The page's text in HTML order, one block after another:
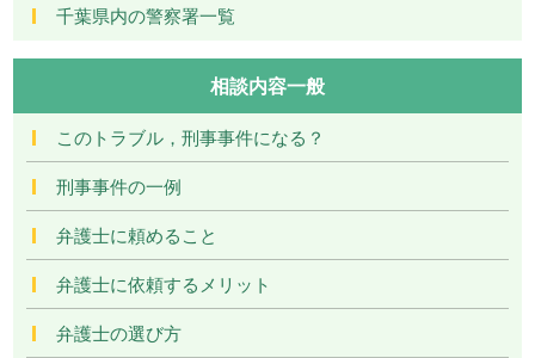
千葉県内の警察署一覧
相談内容一般
このトラブル，刑事事件になる？
刑事事件の一例
弁護士に頼めること
弁護士に依頼するメリット
弁護士の選び方